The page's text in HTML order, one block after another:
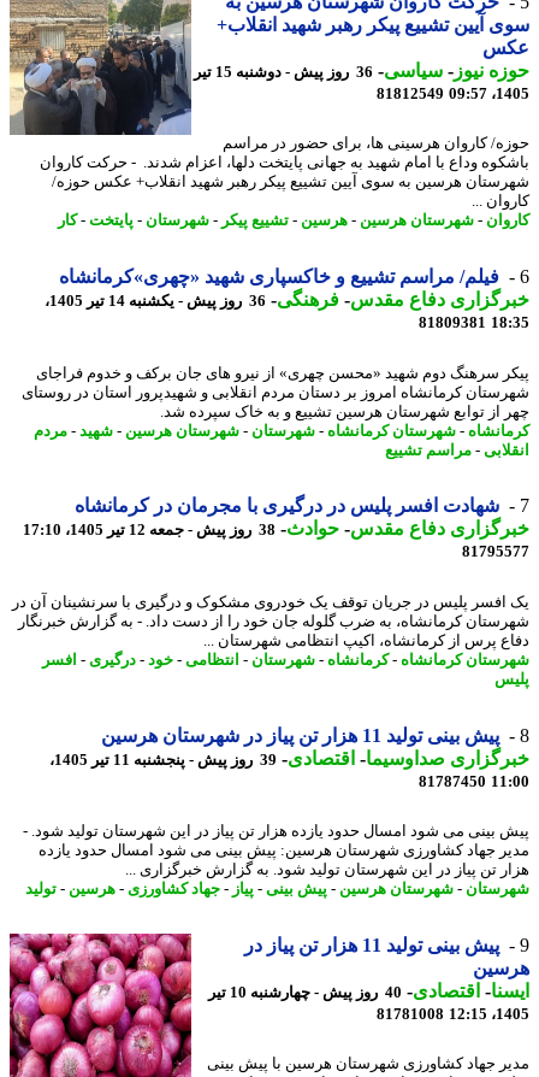
آیین تشییع پیکر رهبر شهید انقلاب+
نیوز-سیاسی-
36 روز پیش - دوشنبه 15 تیر
81812549
کاروان هرسینی ها، برای حضور در مراسم
وداع با امام شهید به جهانی پایتخت دلها، اعزام شدند. - حرکت کاروان
هرسین به سوی آیین تشییع پیکر رهبر شهید انقلاب+ عکس حوزه/
...
- شهرستان هرسین-هرسین-تشییع پیکر -شهرستان-پایتخت-کار
فیلم/ مراسم تشییع و خاکسپاری شهید «چهری»کرمانشاه
دفاع مقدس-فرهنگی-
36 روز پیش - یکشنبه 14 تیر 1405،
81809381
سرهنگ دوم شهید «محسن چهری» از نیرو های جان برکف و خدوم فراجای
کرمانشاه امروز بر دستان مردم انقلابی و شهیدپرور استان در روستای
از توابع شهرستان هرسین تشییع و به خاک سپرده شد.
-شهرستان کرمانشاه-شهرستان-شهرستان هرسین-شهید-مردم
-مراسم تشییع
شهادت افسر پلیس در درگیری با مجرمان در کرمانشاه
دفاع مقدس-حوادث -38 روز پیش - جمعه 12 تیر 1405، 17:10
پلیس در جریان توقف یک خودروی مشکوک و درگیری با سرنشینان آن در
کرمانشاه، به ضرب گلوله جان خود را از دست داد. - به گزارش خبرنگار
پرس از کرمانشاه، اکیپ انتظامی شهرستان ...
کرمانشاه-کرمانشاه-شهرستان-انتظامی-خود -درگیری- افسر
پیش بینی تولید 11 هزار تن پیاز در شهرستان هرسین
صداوسیما-اقتصادی-
39 روز پیش - پنجشنبه 11 تیر 1405،
81787450
بینی می شود امسال حدود یازده هزار تن پیاز در این شهرستان تولید شود. -
جهاد کشاورزی شهرستان هرسین: پیش بینی می شود امسال حدود یازده
تن پیاز در این شهرستان تولید شود. به گزارش خبرگزاری ...
-شهرستان هرسین-پیش بینی -پیاز-جهاد کشاورزی- هرسین-تولید
پیش بینی تولید 11 هزار تن پیاز در
-اقتصادی-
40 روز پیش - چهارشنبه 10 تیر
81781008
جهاد کشاورزی شهرستان هرسین با پیش بینی